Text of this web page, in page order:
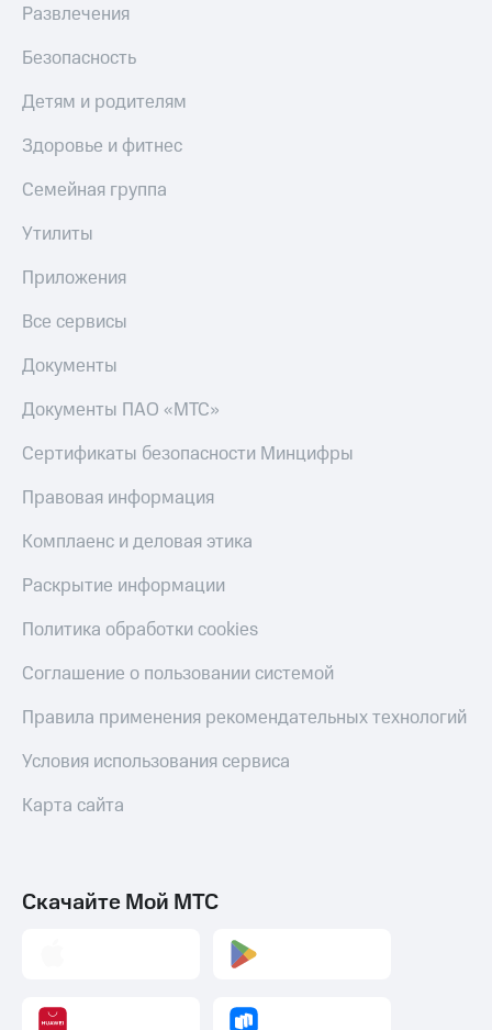
Развлечения
Безопасность
Детям и родителям
Здоровье и фитнес
Семейная группа
Утилиты
Приложения
Все сервисы
Документы
Документы ПАО «МТС»
Сертификаты безопасности Минцифры
Правовая информация
Комплаенс и деловая этика
Раскрытие информации
Политика обработки cookies
Соглашение о пользовании системой
Правила применения рекомендательных технологий
Условия использования сервиса
Карта сайта
Скачайте Мой МТС